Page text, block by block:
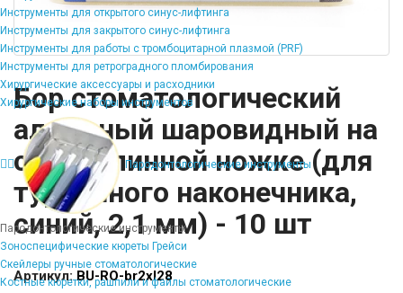
Инструменты для открытого синус-лифтинга
Инструменты для закрытого синус-лифтинга
Инструменты для работы с тромбоцитарной плазмой (PRF)
Инструменты для ретроградного пломбирования
Хирургические аксессуары и расходники
Хирургические наборы инструментов
Пародонтологические инструменты
Пародонтологические инструменты
Зоноспецифические кюреты Грейси
Скейлеры ручные стоматологические
Костные кюретки, рашпили и файлы стоматологические
Бор стоматологический
алмазный шаровидный на
сверхдлинной ножке (для
турбинного наконечника,
синий, 2,1 мм) - 10 шт
Артикул:BU-RO-br2xl28